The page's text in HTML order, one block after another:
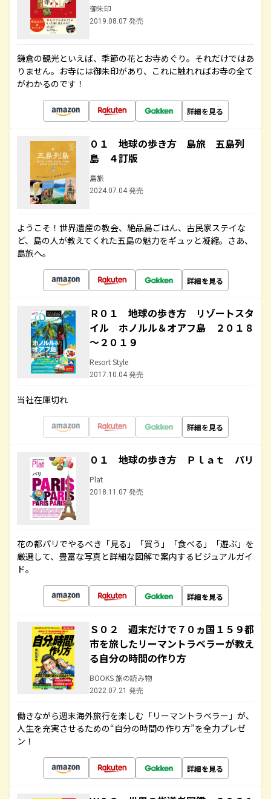
御朱印
2019.08.07 発売
鎌倉の観光といえば、季節の花とお寺めぐり。それだけではあ
りません。お寺には御朱印があり、これに触れればお寺の全て
がわかるのです！
詳細を見る
０１ 地球の歩き方 島旅 五島列
島 ４訂版
島旅
2024.07.04 発売
ようこそ！世界遺産の教会、絶品島ごはん、古民家ステイな
ど、島の人が教えてくれた五島の魅力をギュッと凝縮。さあ、
島旅へ。
詳細を見る
Ｒ０１ 地球の歩き方 リゾートスタ
イル ホノルル＆オアフ島 ２０１８
～２０１９
Resort Style
2017.10.04 発売
当社在庫切れ
詳細を見る
０１ 地球の歩き方 Ｐｌａｔ パリ
Plat
2018.11.07 発売
花の都パリでやるべき「見る」「買う」「食べる」「遊ぶ」を
厳選して、豊富な写真と詳細な図解で案内するビジュアルガイ
ド。
詳細を見る
Ｓ０２ 週末だけで７０ヵ国１５９都
市を旅したリーマントラベラーが教え
る自分の時間の作り方
BOOKS 旅の読み物
2022.07.21 発売
働きながら週末海外旅行を楽しむ「リーマントラベラー」が、
人生を充実させるための“自分の時間の作り方”を全力プレゼ
ン！
詳細を見る